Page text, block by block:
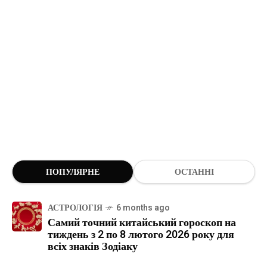
ПОПУЛЯРНЕ ОСТАННІ
АСТРОЛОГІЯ 6 months ago
Самий точний китайський гороскоп на
тиждень з 2 по 8 лютого 2026 року для
всіх знаків Зодіаку